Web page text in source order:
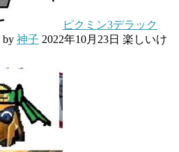
ピクミン3デラック
by 神子 2022年10月23日 楽しいけ